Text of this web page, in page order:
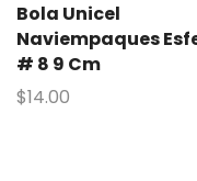
Bola Unicel
Naviempaques
# 8 9 Cm
$14.00